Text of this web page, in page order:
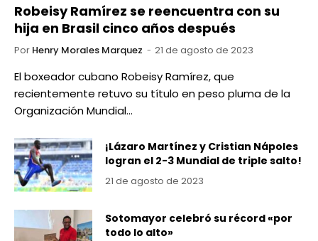
Robeisy Ramírez se reencuentra con su
hija en Brasil cinco años después
Por Henry Morales Marquez 21 de agosto de 2023
El boxeador cubano Robeisy Ramírez, que
recientemente retuvo su título en peso pluma de la
Organización Mundial…
¡Lázaro Martínez y Cristian Nápoles
logran el 2-3 Mundial de triple salto!
21 de agosto de 2023
Sotomayor celebró su récord «por
todo lo alto»